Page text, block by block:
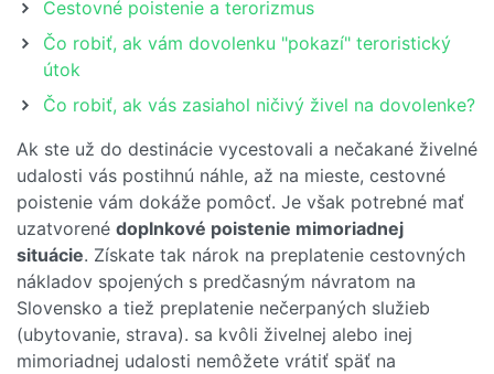
Cestovné poistenie a terorizmus
Čo robiť, ak vám dovolenku "pokazí" teroristický
útok
Čo robiť, ak vás zasiahol ničivý živel na dovolenke?
Ak ste už do destinácie vycestovali a nečakané živelné
udalosti vás postihnú náhle, až na mieste, cestovné
poistenie vám dokáže pomôcť. Je však potrebné mať
uzatvorené doplnkové poistenie mimoriadnej
situácie. Získate tak nárok na preplatenie cestovných
nákladov spojených s predčasným návratom na
Slovensko a tiež preplatenie nečerpaných služieb
(ubytovanie, strava). sa kvôli živelnej alebo inej
mimoriadnej udalosti nemôžete vrátiť späť na